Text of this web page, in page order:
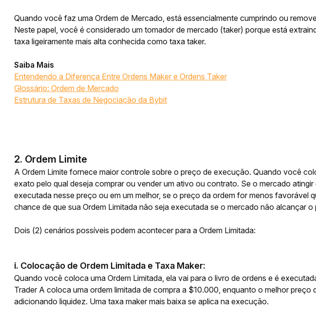
Quando você faz uma Ordem de Mercado, está essencialmente cumprindo ou
Neste papel, você é considerado um tomador de mercado (taker) porque está
taxa ligeiramente mais alta conhecida como taxa taker.
Saiba Mais
Entendendo a Diferença Entre Ordens Maker e Ordens Taker
Glossário: Ordem de Mercado
Estrutura de Taxas de Negociação da Bybit
2. Ordem Limite
A Ordem Limite fornece maior controle sobre o preço de execução. Quando você
exato pelo qual deseja comprar ou vender um ativo ou contrato. Se o mercado
executada nesse preço ou em um melhor, se o preço da ordem for menos favorável
chance de que sua Ordem Limitada não seja executada se o mercado não alcançar
Dois (2) cenários possíveis podem acontecer para a Ordem Limitada:
i. Colocação de Ordem Limitada e Taxa Maker:
Quando você coloca uma Ordem Limitada, ela vai para o livro de ordens e é
Trader A coloca uma ordem limitada de compra a $10.000, enquanto o melhor preço
adicionando liquidez. Uma taxa maker mais baixa se aplica na execução.